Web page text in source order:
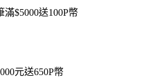
滿$5000送100P幣
元送650P幣